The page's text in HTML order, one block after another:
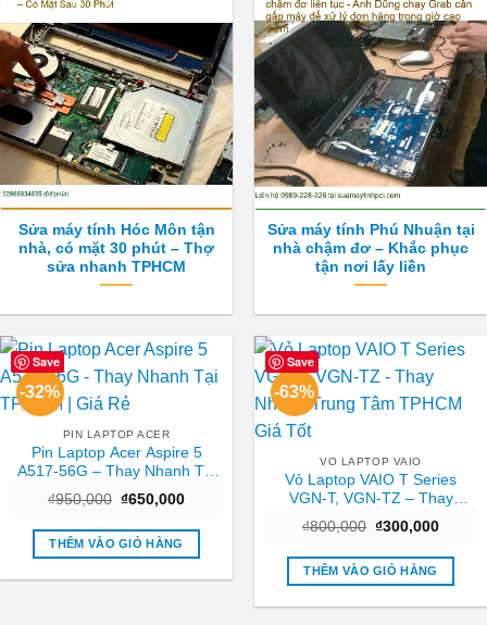
Sửa máy tính Hóc Môn tận
nhà, có mặt 30 phút – Thợ
sửa nhanh TPHCM
Sửa máy tính Phú Nhuận tại
nhà chậm đơ – Khắc phục
tận nơi lấy liền
Save
-32%
PIN LAPTOP ACER
Pin Laptop Acer Aspire 5
A517-56G – Thay Nhanh Tại
₫950,000 Giá
là:
₫950,000.
₫650,000Giá
tại
₫650,000.
THÊM VÀO GIỎ HÀNG
Save
-63%
VO LAPTOP VAIO
Vỏ Laptop VAIO T Series
VGN-T, VGN-TZ – Thay
Giá Tốt
₫800,000 Giá
là:
₫800,000.
₫300,000Giá
tại
THÊM VÀO GIỎ HÀNG